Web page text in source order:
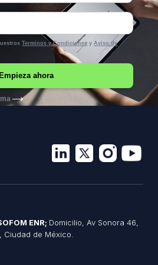
Terminos y CondicionesyAviso de
ENR; Domicilio, Av Sonora 46,
Ciudad de México.